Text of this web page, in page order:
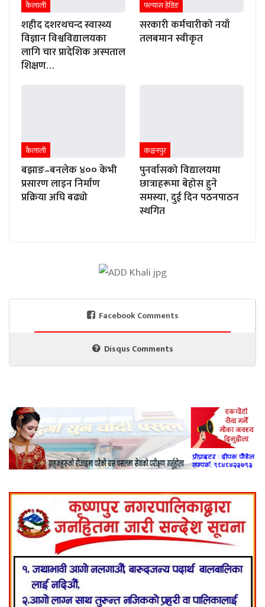
कैलाली
शहीद दशरथचन्द स्वास्थ्य
विज्ञान विश्वविद्यालयका
लागि चार प्रादेशिक अस्पताल
शिक्षण…
फ्ल्यास हेडिङ
सरकारी कर्मचारीको नयाँ
तलबमान स्वीकृत
कैलाली
बझाङ–बनलेक ४०० केभी
प्रसारण लाइन निर्माण
प्रक्रिया अघि बढ्यो
कञ्चनपुर
पुनर्वासको विद्यालयमा
छात्राहरूमा बेहोस हुने
समस्या, दुई दिन पठनपाठन
स्थगित
Facebook Comments
Disqus Comments